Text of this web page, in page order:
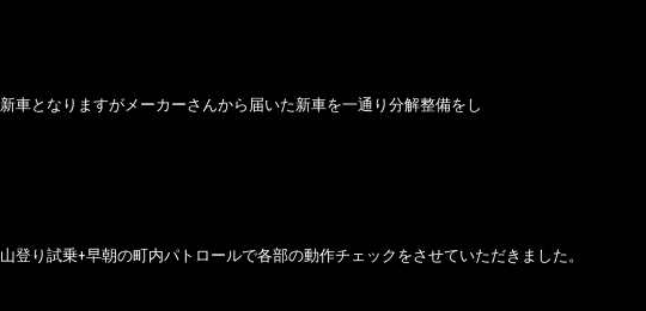
新車となりますがメーカーさんから届いた新車を一通り分解整備をし
山登り試乗+早朝の町内パトロールで各部の動作チェックをさせていただきました。